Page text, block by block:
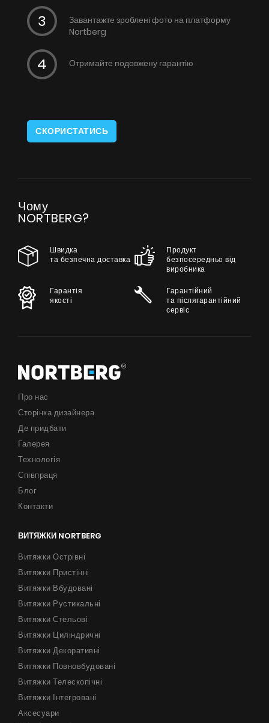
Завантажте зроблені фото на платформу
Nortberg
Отримайте подовжену гарантію
СКОРИСТАТИСЬ
Чому
NORTBERG?
Швидка
та безпечна доставка
Продукт
безпосередньо від
виробника
Гарантія
якості
Гарантійний
та післягарантійний
сервіс
Про нас
Сторінка дизайнера
Де придбати
Галерея
Технологія
Співпраця
Блог
Контакти
ВИТЯЖКИ NORTBERG
Витяжки Острівні
Витяжки Пристінні
Витяжки Вбудовані
Витяжки Рустикальні
Витяжки Стельові
Витяжки Циліндричні
Витяжки Декоративні
Витяжки Повновбудовані
Витяжки Телескопічні
Витяжки Інтегровані
Аксесуари